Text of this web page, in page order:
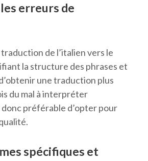
erreurs de
de l’italien vers le
la structure des phrases et
une traduction plus
du mal à interpréter
préférable d’opter pour
spécifiques et